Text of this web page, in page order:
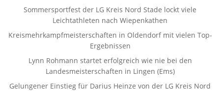
Sommersportfest der LG Kreis Nord Stade lockt viele
Leichtathleten nach Wiepenkathen
Kreismehrkampfmeisterschaften in Oldendorf mit vielen Top-
Ergebnissen
Lynn Rohmann startet erfolgreich wie nie bei den
Landesmeisterschaften in Lingen (Ems)
Gelungener Einstieg für Darius Heinze von der LG Kreis Nord